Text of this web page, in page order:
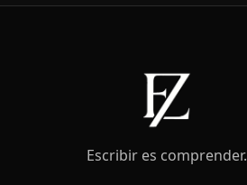
Escribir es comprender.